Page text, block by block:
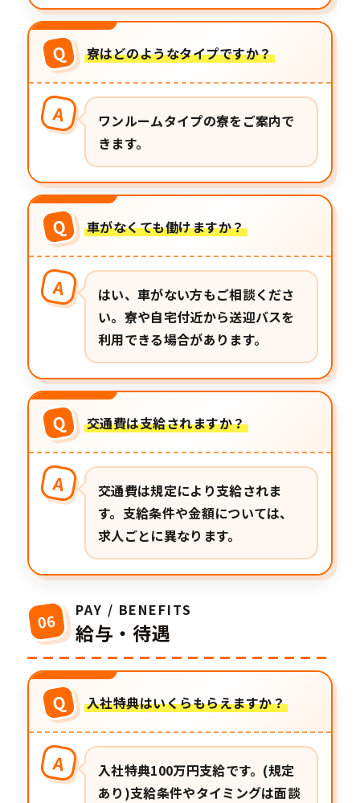
Q 寮はどのようなタイプですか？
A
ワンルームタイプの寮をご案内で
きます。
Q 車がなくても働けますか？
A
はい、車がない方もご相談くださ
い。寮や自宅付近から送迎バスを
利用できる場合があります。
Q 交通費は支給されますか？
A
交通費は規定により支給されま
す。支給条件や金額については、
求人ごとに異なります。
06
PAY / BENEFITS
給与・待遇
Q 入社特典はいくらもらえますか？
A
入社特典100万円支給です。(規定
あり)支給条件やタイミングは面談